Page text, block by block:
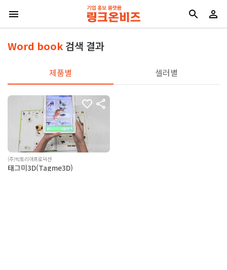
Word book 검색 결과
제품별 셀러별
(주)빅토리아프로덕션
태그미3D(Tagme3D)